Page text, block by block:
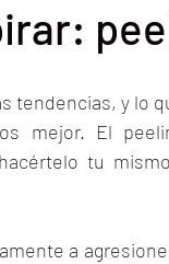
tendencias, y lo
mejor. El
tu
a